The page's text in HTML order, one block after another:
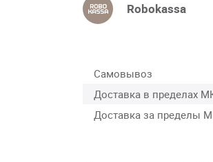
Robokassa
Самовывоз
Доставка в пределах
Доставка за пределы